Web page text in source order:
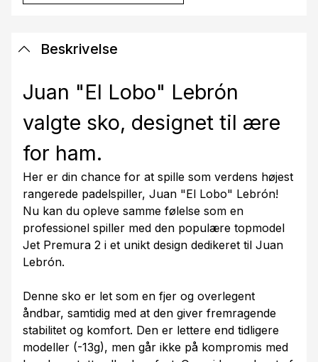
Beskrivelse
Juan "El Lobo" Lebrón
valgte sko, designet til ære
for ham.
Her er din chance for at spille som verdens højest
rangerede padelspiller, Juan "El Lobo" Lebrón!
Nu kan du opleve samme følelse som en
professionel spiller med den populære topmodel
Jet Premura 2 i et unikt design dedikeret til Juan
Lebrón.
Denne sko er let som en fjer og overlegent
åndbar, samtidig med at den giver fremragende
stabilitet og komfort. Den er lettere end tidligere
modeller (-13g), men går ikke på kompromis med